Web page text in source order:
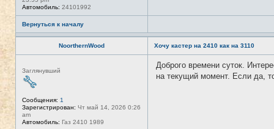
Автомобиль: 24101992
Вернуться к началу
NoorthernWood
е
в
т
и
Заглянувший
Сообщения: 1
Зарегистрирован: Чт май 14, 2026 0:26
am
Автомобиль: Газ 2410 1989
Хочу кастер на 2410 как на 3110
Доброго времени суток.
на текущий момент. Если да,